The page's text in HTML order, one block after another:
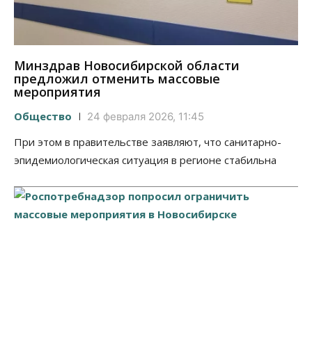
Минздрав Новосибирской области
предложил отменить массовые
мероприятия
Общество 24 февраля 2026, 11:45
При этом в правительстве заявляют, что санитарно-
эпидемиологическая ситуация в регионе стабильна